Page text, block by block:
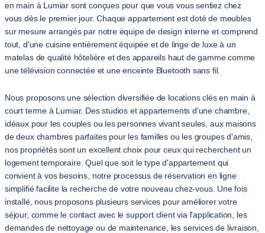
en main à Lumiar sont conçues pour que vous vous sentiez chez
vous dès le premier jour. Chaque appartement est doté de meubles
sur mesure arrangés par notre équipe de design interne et comprend
tout, d'une cuisine entièrement équipée et de linge de luxe à un
matelas de qualité hôtelière et des appareils haut de gamme comme
une télévision connectée et une enceinte Bluetooth sans fil.
Nous proposons une sélection diversifiée de locations clés en main à
court terme à Lumiar. Des studios et appartements d'une chambre,
idéaux pour les couples ou les personnes vivant seules, aux maisons
de deux chambres parfaites pour les familles ou les groupes d'amis,
nos propriétés sont un excellent choix pour ceux qui recherchent un
logement temporaire. Quel que soit le type d'appartement qui
convient à vos besoins, notre processus de réservation en ligne
simplifié facilite la recherche de votre nouveau chez-vous. Une fois
installé, nous proposons plusieurs services pour améliorer votre
séjour, comme le contact avec le support client via l'application, les
demandes de nettoyage ou de maintenance, les services de livraison,